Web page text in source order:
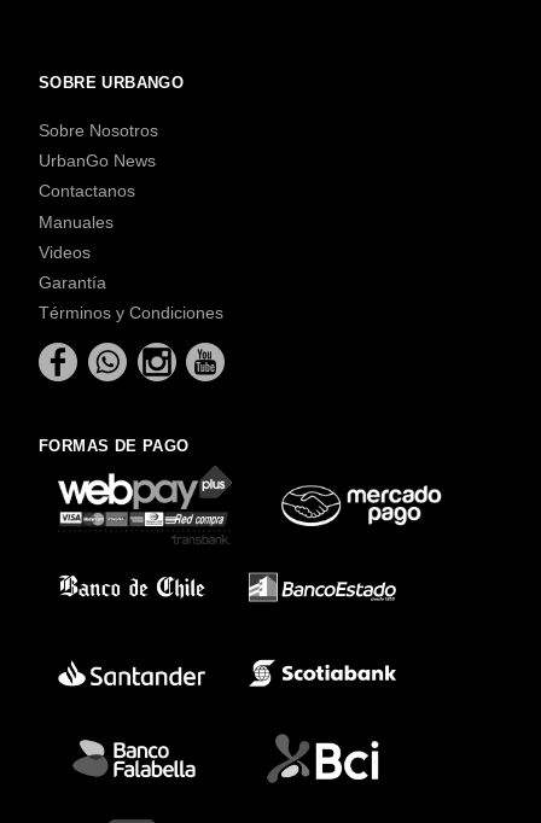
SOBRE URBANGO
Sobre Nosotros
UrbanGo News
Contactanos
Manuales
Videos
Garantía
Términos y Condiciones
FORMAS DE PAGO